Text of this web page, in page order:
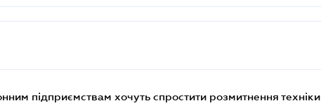
підприємствам хочуть спростити розмитнення техніки